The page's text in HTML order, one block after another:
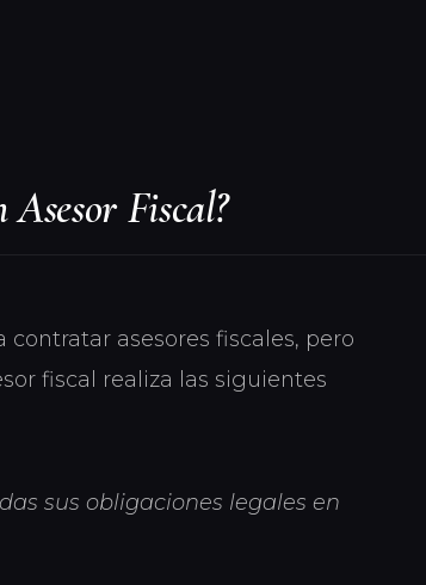
Asesor Fiscal?
asesores fiscales, pero
fiscal realiza las siguientes
sus obligaciones legales en